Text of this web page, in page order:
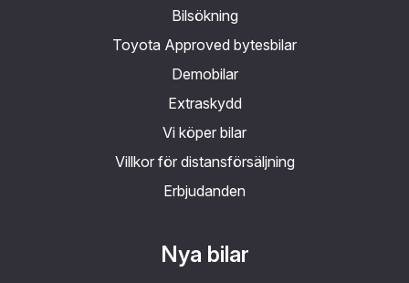
Bilsökning
Toyota Approved bytesbilar
Demobilar
Extraskydd
Vi köper bilar
Villkor för distansförsäljning
Erbjudanden
Nya bilar